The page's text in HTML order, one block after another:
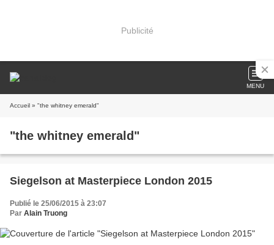
Publicité
MENU
Accueil » "the whitney emerald"
"the whitney emerald"
Siegelson at Masterpiece London 2015
Publié le 25/06/2015 à 23:07
Par Alain Truong